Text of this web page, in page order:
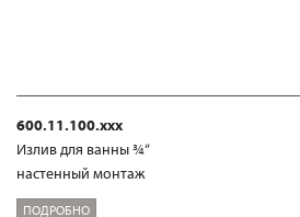
600.11.100.xxx
Излив для ванны ¾“
настенный монтаж
ПОДРОБНО